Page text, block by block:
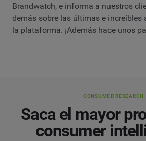
Brandwatch, e informa a nuestros
demás sobre las últimas e increíbles
la plataforma. ¡Además hace unos
CONSUMER RESEARCH
Saca el mayor
consumer